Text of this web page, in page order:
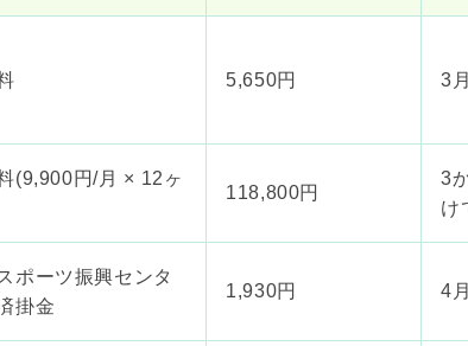
5,650円 3
(9,900円/月 × 12ヶ
118,800円
3
け
ポーツ振興センタ
掛金
1,930円 4